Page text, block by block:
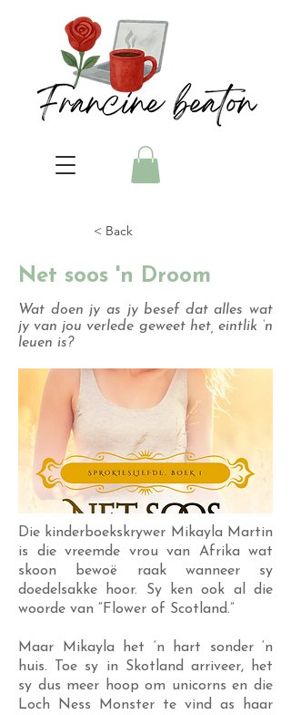
< Back
Net soos 'n Droom
Wat doen jy as jy besef dat alles wat
jy van jou verlede geweet het, eintlik ‘n
leuen is?
Die kinderboekskrywer Mikayla Martin
is die vreemde vrou van Afrika wat
skoon bewoë raak wanneer sy
doedelsakke hoor. Sy ken ook al die
woorde van “Flower of Scotland.”
Maar Mikayla het ‘n hart sonder ‘n
huis. Toe sy in Skotland arriveer, het
sy dus meer hoop om unicorns en die
Loch Ness Monster te vind as haar